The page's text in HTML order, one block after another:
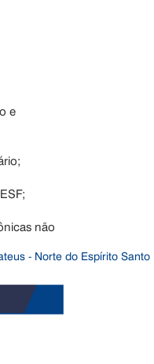
e
não